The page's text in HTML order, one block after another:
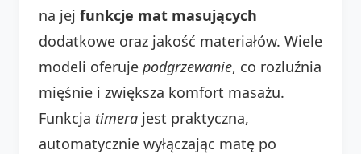
na jej funkcje mat masujących
dodatkowe oraz jakość materiałów. Wiele
modeli oferuje podgrzewanie, co rozluźnia
mięśnie i zwiększa komfort masażu.
Funkcja timera jest praktyczna,
automatycznie wyłączając matę po